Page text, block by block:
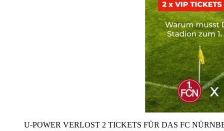
U‑POWER VERLOST 2 TICKETS FÜR DAS FC